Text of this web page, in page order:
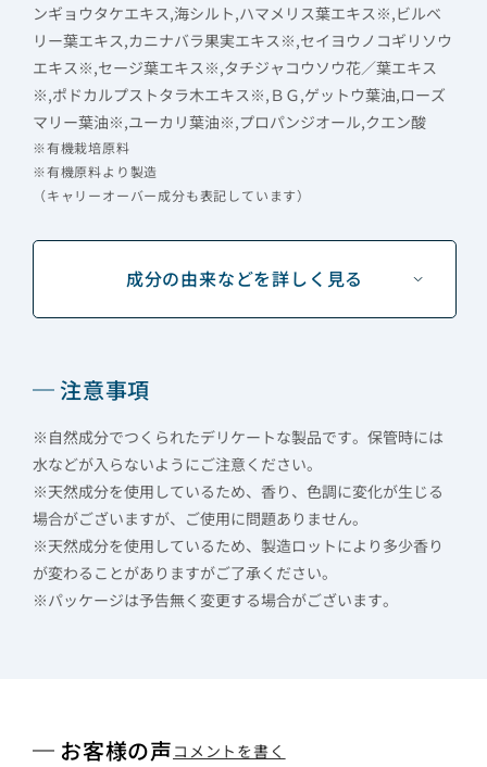
ンギョウタケエキス,海シルト,ハマメリス葉エキス※,ビルベ
リー葉エキス,カニナバラ果実エキス※,セイヨウノコギリソウ
エキス※,セージ葉エキス※,タチジャコウソウ花／葉エキス
※,ポドカルプストタラ木エキス※,ＢＧ,ゲットウ葉油,ローズ
マリー葉油※,ユーカリ葉油※,プロパンジオール,クエン酸
※有機栽培原料
※有機原料より製造
（キャリーオーバー成分も表記しています）
成分の由来などを詳しく見る
注意事項
※自然成分でつくられたデリケートな製品です。保管時には
水などが入らないようにご注意ください。
※天然成分を使用しているため、香り、色調に変化が生じる
場合がございますが、ご使用に問題ありません。
※天然成分を使用しているため、製造ロットにより多少香り
が変わることがありますがご了承ください。
※パッケージは予告無く変更する場合がございます。
お客様の声 コメントを書く